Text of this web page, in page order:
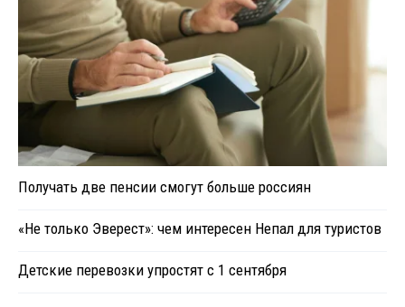
Получать две пенсии смогут больше россиян
«Не только Эверест»: чем интересен Непал для туристов
Детские перевозки упростят с 1 сентября